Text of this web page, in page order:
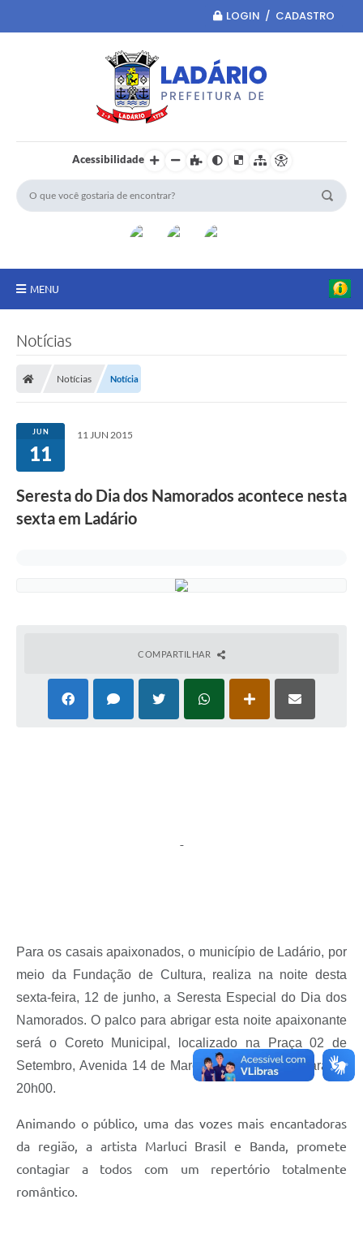
LOGIN / CADASTRO
Acessibilidade
MENU
LICITAÇÕES E CONTRATOS
Secretarias
Leis e Decretos
Nossa Cidade
Galeria de Fotos
Notícias
Notícias Notícia
JUN
11
11 JUN 2015
Seresta do Dia dos Namorados acontece nesta
sexta em Ladário
COMPARTILHAR
-
Para os casais apaixonados, o município de Ladário, por
meio da Fundação de Cultura, realiza na noite desta
sexta-feira, 12 de junho, a Seresta Especial do Dia dos
Namorados. O palco para abrigar esta noite apaixonante
será o Coreto Municipal, localizado na Praça 02 de
Setembro, Avenida 14 de Março. O evento começará às
20h00.
Animando o público, uma das vozes mais encantadoras
da região, a artista Marluci Brasil e Banda, promete
contagiar a todos com um repertório totalmente
romântico.